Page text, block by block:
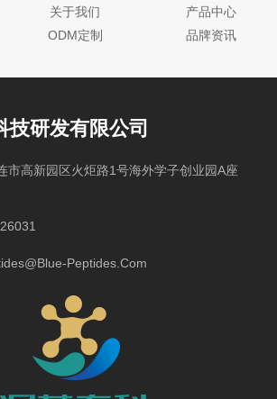
关于我们
产品中心
ODM定制
品牌资讯
技研发有限公司
市高新园区火炬路1号海外学子创业园A座
Peptides.Com